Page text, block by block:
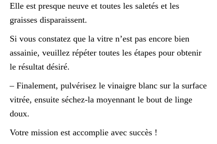
Elle est presque neuve et toutes les saletés et les
graisses disparaissent.
Si vous constatez que la vitre n’est pas encore bien
assainie, veuillez répéter toutes les étapes pour obtenir
le résultat désiré.
– Finalement, pulvérisez le vinaigre blanc sur la surface
vitrée, ensuite séchez-la moyennant le bout de linge
doux.
Votre mission est accomplie avec succès !